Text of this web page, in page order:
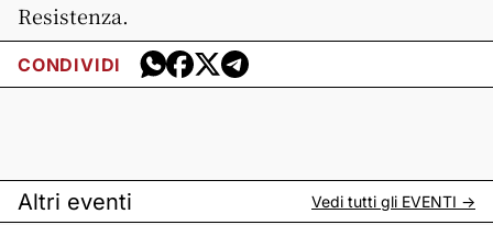
Resistenza.
CONDIVIDI
Altri eventi Vedi tutti gli EVENTI ->